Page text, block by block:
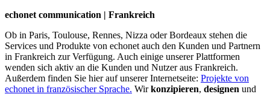
echonet communication | Frankreich
Ob in Paris, Toulouse, Rennes, Nizza oder Bordeaux stehen die
Services und Produkte von echonet auch den Kunden und Partnern
in Frankreich zur Verfügung. Auch einige unserer Plattformen
wenden sich aktiv an die Kunden und Nutzer aus Frankreich.
Außerdem finden Sie hier auf unserer Internetseite: Projekte von
echonet in französischer Sprache. Wirkonzipieren, designen und